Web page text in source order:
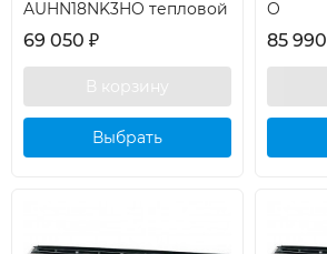
AUHN18NK3HO тепловой
69 050 ₽
Выбрать
O
85 990